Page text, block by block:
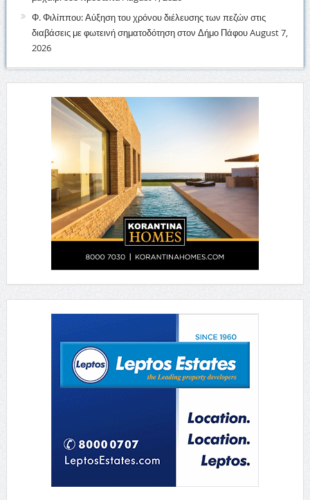
Φ. Φιλίππου: Αύξηση του χρόνου διέλευσης των πεζών στις
διαβάσεις με φωτεινή σηματοδότηση στον Δήμο ΠάφουAugust 7,
2026